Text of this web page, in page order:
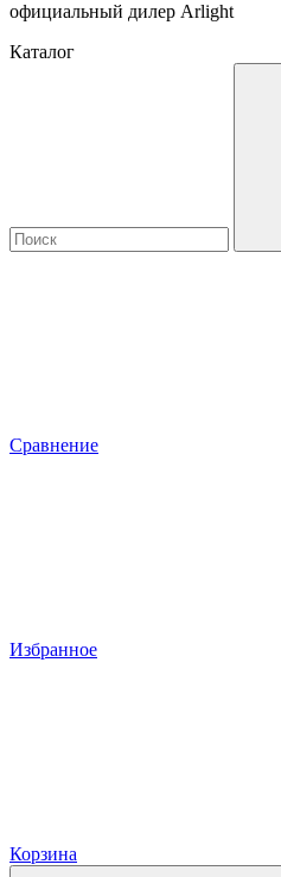
официальный дилер Arlight
Каталог
Сравнение
Избранное
Корзина